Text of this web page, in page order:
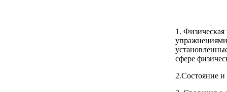
1.
сфере
2.Состояние и